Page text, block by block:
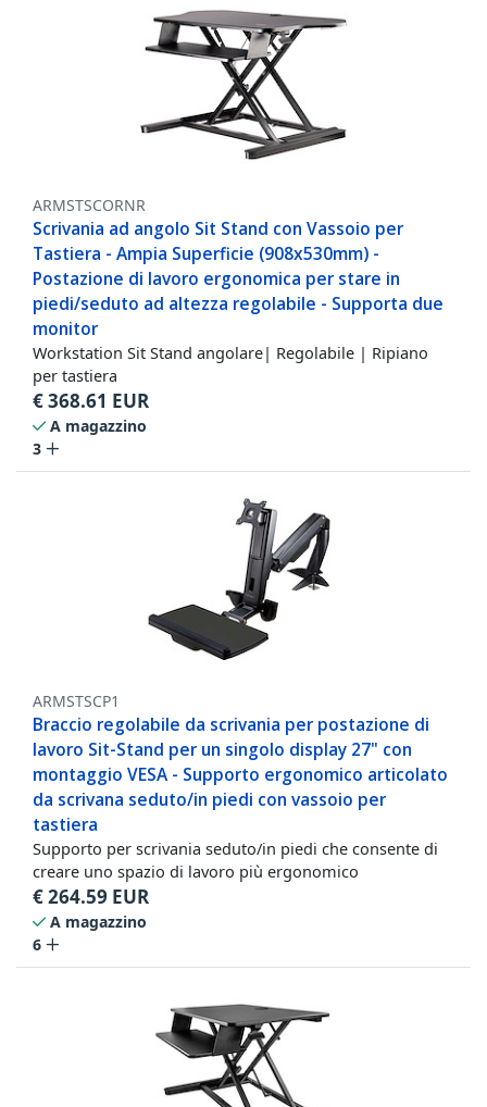
ARMSTSCORNR
Scrivania ad angolo Sit Stand con Vassoio per
Tastiera - Ampia Superficie (908x530mm) -
Postazione di lavoro ergonomica per stare in
piedi/seduto ad altezza regolabile - Supporta due
monitor
Workstation Sit Stand angolare| Regolabile | Ripiano
per tastiera
€368.61 EUR
A magazzino
3
ARMSTSCP1
Braccio regolabile da scrivania per postazione di
lavoro Sit-Stand per un singolo display 27" con
montaggio VESA - Supporto ergonomico articolato
da scrivana seduto/in piedi con vassoio per
tastiera
Supporto per scrivania seduto/in piedi che consente di
creare uno spazio di lavoro più ergonomico
€264.59 EUR
A magazzino
6